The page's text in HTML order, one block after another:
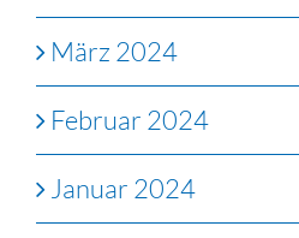
März 2024
Februar 2024
Januar 2024